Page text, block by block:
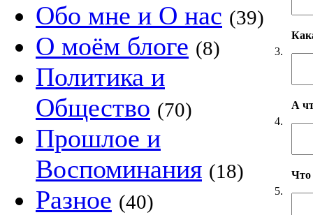
Обо мне и О нас (39)
О моём блоге (8)
Политика и
Общество (70)
Прошлое и
Воспоминания (18)
Разное (40)
3.
4.
А
5.
Что